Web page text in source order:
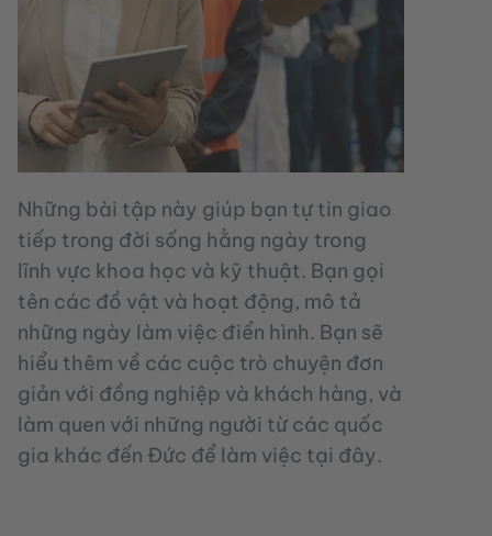
Những bài tập này giúp bạn tự tin giao
tiếp trong đời sống hằng ngày trong
lĩnh vực khoa học và kỹ thuật. Bạn gọi
tên các đồ vật và hoạt động, mô tả
những ngày làm việc điển hình. Bạn sẽ
hiểu thêm về các cuộc trò chuyện đơn
giản với đồng nghiệp và khách hàng, và
làm quen với những người từ các quốc
gia khác đến Đức để làm việc tại đây.